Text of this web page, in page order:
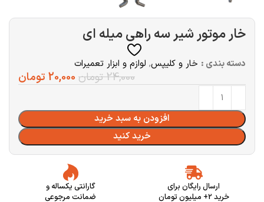
خار موتور شیر سه راهی میله ای
دسته بندی : خار و کلیپس, لوازم و ابزار تعمیرات
24,000تومان 20,000 تومان
افزودن به سبد خرید
خرید کنید
ارسال رایگان برای
خرید 2+ میلیون تومان
گارانتی یکساله و
ضمانت مرجوعی